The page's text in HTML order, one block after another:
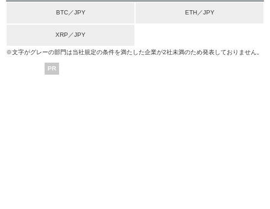
BTC／JPY ETH／JPY
XRP／JPY
※文字がグレーの部門は当社規定の条件を満たした企業が2社未満のため発表しておりません。
PR